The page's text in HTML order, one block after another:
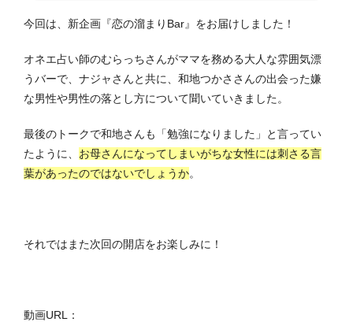
今回は、新企画『恋の溜まりBar』をお届けしました！
オネエ占い師のむらっちさんがママを務める大人な雰囲気漂
うバーで、ナジャさんと共に、和地つかささんの出会った嫌
な男性や男性の落とし方について聞いていきました。
最後のトークで和地さんも「勉強になりました」と言ってい
たように、 お母さんになってしまいがちな女性には刺さる言
葉があったのではないでしょうか。
それではまた次回の開店をお楽しみに！
動画URL：